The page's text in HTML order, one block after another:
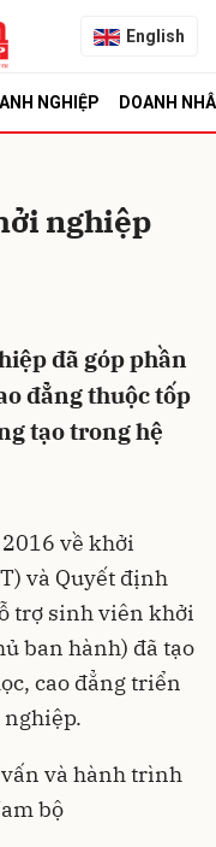
English
NGHIỆP DOANH
nghiệp
đã góp phần
đẳng thuộc tốp
tạo trong hệ
về khởi
và Quyết định
trợ sinh viên khởi
ban hành) đã tạo
cao đẳng triển
và hành trình
bộ
Hủy